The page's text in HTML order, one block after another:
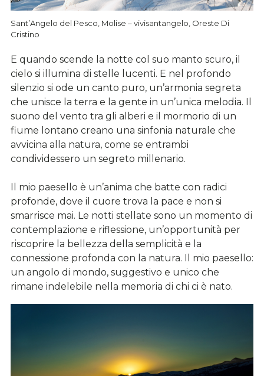
Sant’Angelo del Pesco, Molise – vivisantangelo, Oreste Di
Cristino
E quando scende la notte col suo manto scuro, il
cielo si illumina di stelle lucenti. E nel profondo
silenzio si ode un canto puro, un’armonia segreta
che unisce la terra e la gente in un’unica melodia. Il
suono del vento tra gli alberi e il mormorio di un
fiume lontano creano una sinfonia naturale che
avvicina alla natura, come se entrambi
condividessero un segreto millenario.
Il mio paesello è un’anima che batte con radici
profonde, dove il cuore trova la pace e non si
smarrisce mai. Le notti stellate sono un momento di
contemplazione e riflessione, un’opportunità per
riscoprire la bellezza della semplicità e la
connessione profonda con la natura. Il mio paesello:
un angolo di mondo, suggestivo e unico che
rimane indelebile nella memoria di chi ci è nato.